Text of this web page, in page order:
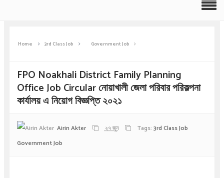
Home 3rd Class Job Government Job
FPO Noakhali District Family Planning
Office Job Circular নোয়াখালী জেলা পরিবার পরিকল্পনা
কার্যালয় এ নিয়োগ বিজ্ঞপ্তি ২০২১
Airin Akter ২৭ জুন Tags: 3rd Class Job
Government Job